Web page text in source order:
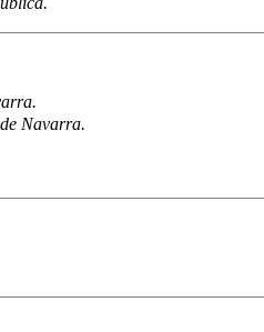
Navarra.